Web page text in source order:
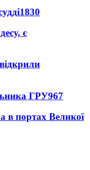
1830
є
ГРУ967
в портах Великої